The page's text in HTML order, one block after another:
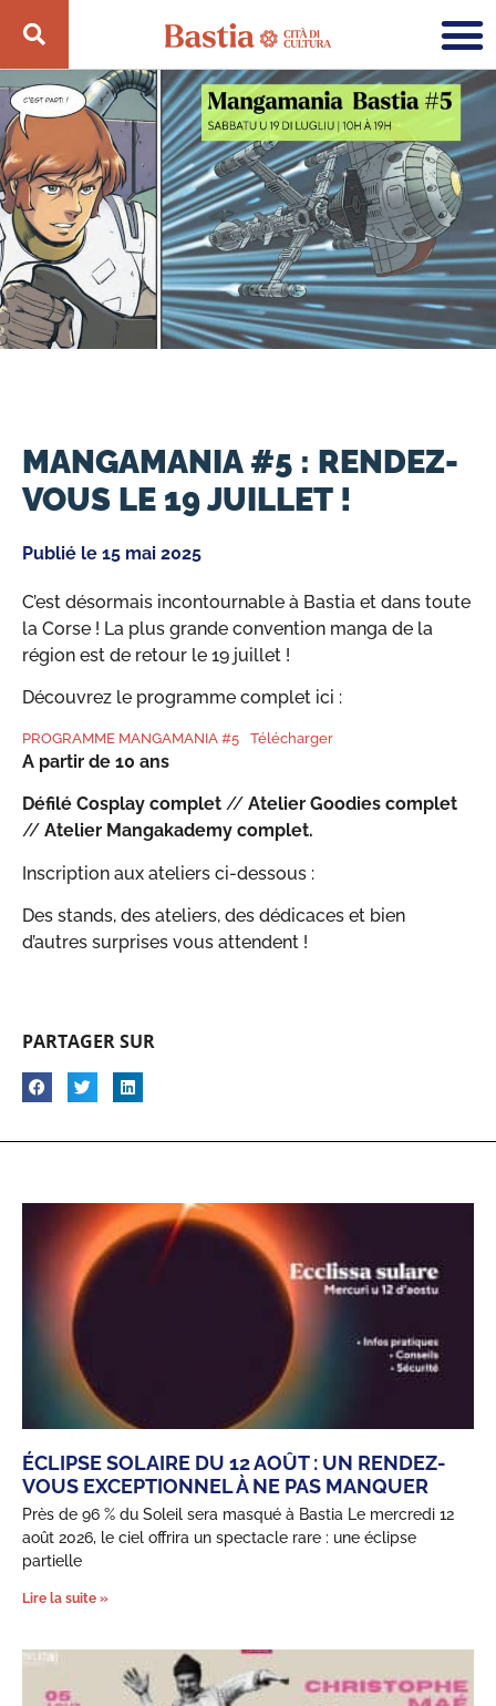
MANGAMANIA #5 : RENDEZ-
VOUS LE 19 JUILLET !
Publié le 15 mai 2025
C’est désormais incontournable à Bastia et dans toute
la Corse ! La plus grande convention manga de la
région est de retour le 19 juillet !
Découvrez le programme complet ici :
PROGRAMME MANGAMANIA #5 Télécharger
A partir de 10 ans
Défilé Cosplay complet // Atelier Goodies complet
// Atelier Mangakademy complet.
Inscription aux ateliers ci-dessous :
Des stands, des ateliers, des dédicaces et bien
d’autres surprises vous attendent !
PARTAGER SUR
ÉCLIPSE SOLAIRE DU 12 AOÛT : UN RENDEZ-
VOUS EXCEPTIONNEL À NE PAS MANQUER
Près de 96 % du Soleil sera masqué à Bastia Le mercredi 12
août 2026, le ciel offrira un spectacle rare : une éclipse
partielle
Lire la suite »